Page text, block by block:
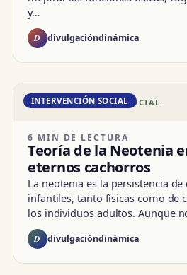
y…
D divulgacióndinámica
DD · INTERVENCIÓN SOCIAL
INTERVENCIÓN SOCIAL
6 MIN DE LECTURA
Teoría de la Neotenia
eternos cachorros
La neotenia es la persistencia
infantiles, tanto físicas como de
los individuos adultos. Aunque
D divulgacióndinámica